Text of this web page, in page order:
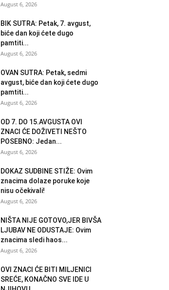
August 6, 2026
BIK SUTRA: Petak, 7. avgust,
biće dan koji ćete dugo
pamtiti...
August 6, 2026
OVAN SUTRA: Petak, sedmi
avgust, biće dan koji ćete dugo
pamtiti...
August 6, 2026
OD 7. DO 15.AVGUSTA OVI
ZNACI ĆE DOŽIVETI NEŠTO
POSEBNO: Jedan...
August 6, 2026
DOKAZ SUDBINE STIŽE: Ovim
znacima dolaze poruke koje
nisu očekivali!
August 6, 2026
NIŠTA NIJE GOTOVO,JER BIVŠA
LJUBAV NE ODUSTAJE: Ovim
znacima sledi haos...
August 6, 2026
OVI ZNACI ĆE BITI MILJENICI
SREĆE, KONAČNO SVE IDE U